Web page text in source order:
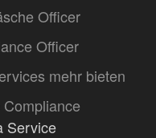
Officer
Officer
mehr bieten
Service